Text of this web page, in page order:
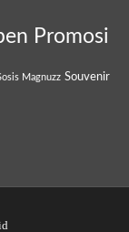
Promosi
Magnuzz Souvenir